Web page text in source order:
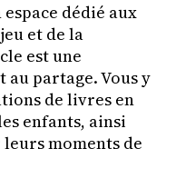
dédié aux
et de la
est une
partage. Vous y
de livres en
enfants, ainsi
moments de